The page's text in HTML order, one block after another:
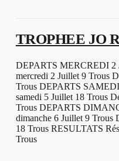
TROPHEE JO
DEPARTS MERCREDI 2
mercredi 2 Juillet 9 Trous
Trous DEPARTS
samedi 5 Juillet 18 Trous
Trous DEPARTS
dimanche 6 Juillet 9 Trous
18 Trous RESULTATS
Trous